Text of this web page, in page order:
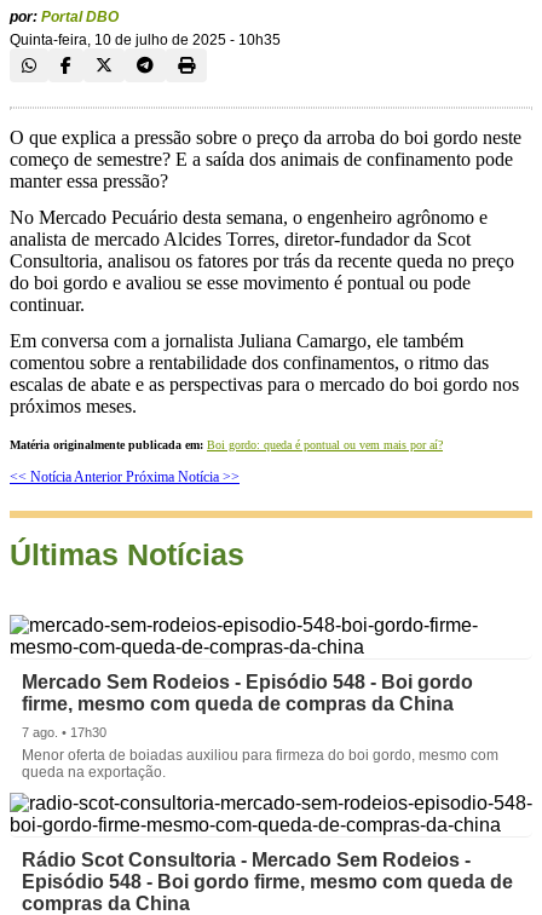
por: Portal DBO
Quinta-feira, 10 de julho de 2025 - 10h35
O que explica a pressão sobre o preço da arroba do boi gordo neste
começo de semestre? E a saída dos animais de confinamento pode
manter essa pressão?
No Mercado Pecuário desta semana, o engenheiro agrônomo e
analista de mercado Alcides Torres, diretor-fundador da Scot
Consultoria, analisou os fatores por trás da recente queda no preço
do boi gordo e avaliou se esse movimento é pontual ou pode
continuar.
Em conversa com a jornalista Juliana Camargo, ele também
comentou sobre a rentabilidade dos confinamentos, o ritmo das
escalas de abate e as perspectivas para o mercado do boi gordo nos
próximos meses.
Matéria originalmente publicada em: Boi gordo: queda é pontual ou vem mais por aí?
<< Notícia Anterior Próxima Notícia >>
Últimas Notícias
Mercado Sem Rodeios - Episódio 548 - Boi gordo
firme, mesmo com queda de compras da China
7 ago. • 17h30
Menor oferta de boiadas auxiliou para firmeza do boi gordo, mesmo com
queda na exportação.
Rádio Scot Consultoria - Mercado Sem Rodeios -
Episódio 548 - Boi gordo firme, mesmo com queda de
compras da China